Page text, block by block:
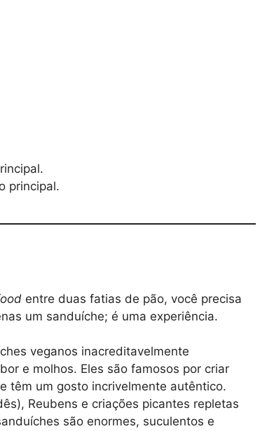
principal.
entre duas fatias de pão, você precisa
um sanduíche; é uma experiência.
veganos inacreditavelmente
e molhos. Eles são famosos por criar
têm um gosto incrivelmente autêntico.
Reubens e criações picantes repletas
são enormes, suculentos e